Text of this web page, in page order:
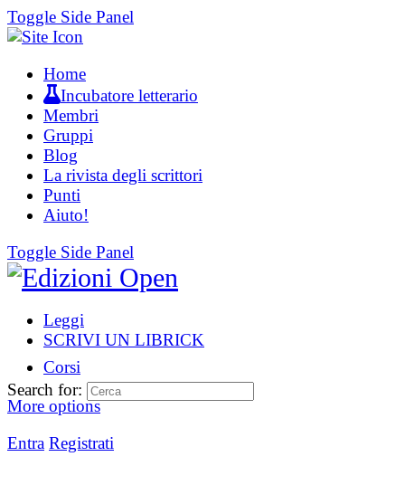
Toggle Side Panel
Home
Incubatore letterario
Membri
Gruppi
Blog
La rivista degli scrittori
Punti
Aiuto!
Toggle Side Panel
Leggi
SCRIVI UN LIBRICK
Corsi
More options
Entra Registrati
Search for: